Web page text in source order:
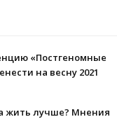
«Постгеномные
на весну 2021
жить лучше? Мнения